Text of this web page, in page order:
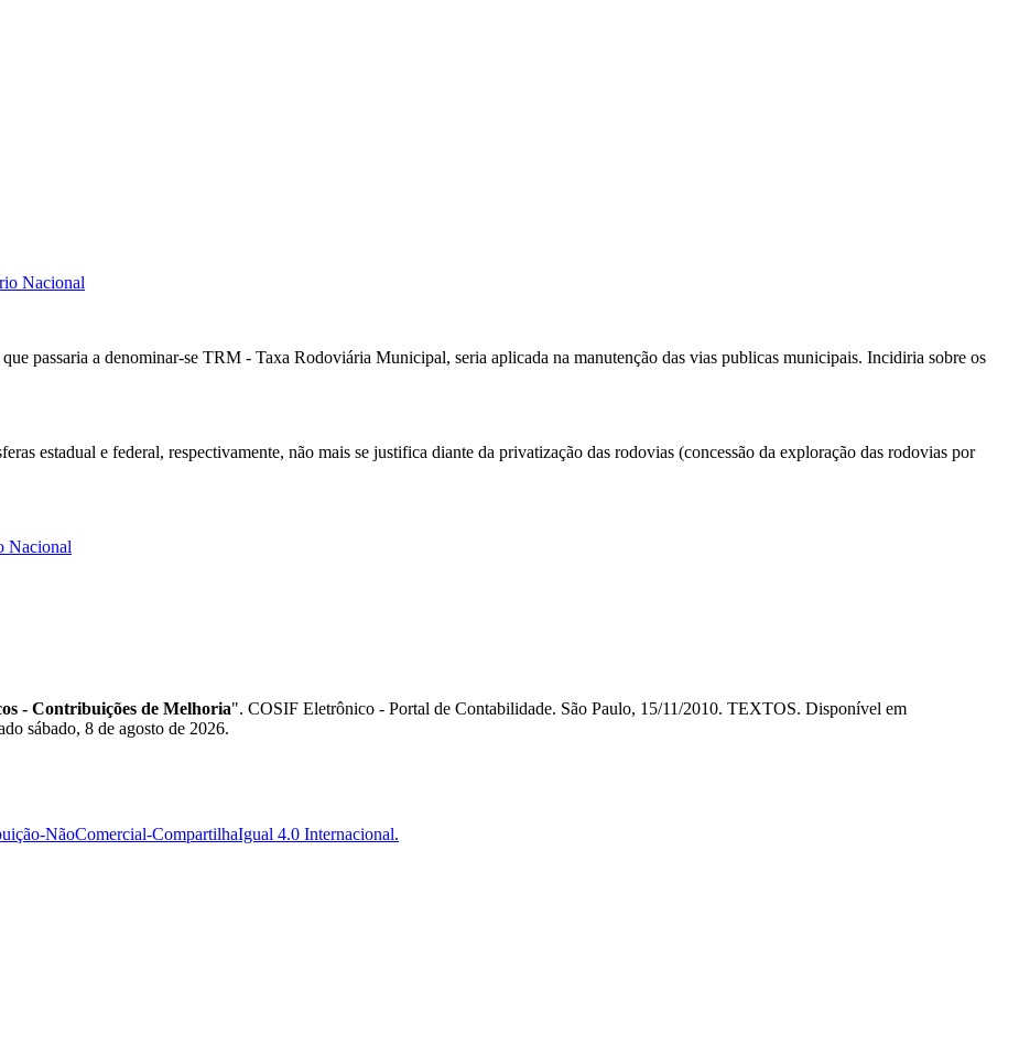
Nacional
passaria a denominar-se TRM - Taxa Rodoviária Municipal, seria aplicada na manutenção das vias publicas municipais. Incidiria sobre os
estadual e federal, respectivamente, não mais se justifica diante da privatização das rodovias (concessão da exploração das rodovias por
Nacional
- Contribuições de Melhoria". COSIF Eletrônico - Portal de Contabilidade. São Paulo, 15/11/2010. TEXTOS. Disponível em
sábado, 8 de agosto de 2026.
NãoComercial-CompartilhaIgual 4.0 Internacional.